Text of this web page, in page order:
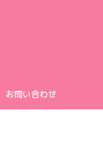
お問い合わせ